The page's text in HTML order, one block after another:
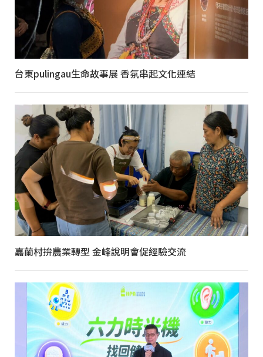
台東pulingau生命故事展 香氛串起文化連結
嘉蘭村拚農業轉型 金峰說明會促經驗交流